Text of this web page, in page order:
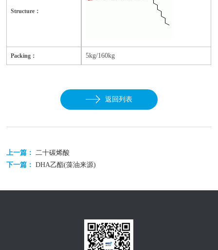
Structure：
Packing： 5kg/160kg
返回列表
上一篇：二十碳烯酸
下一篇：DHA乙酯(藻油来源)